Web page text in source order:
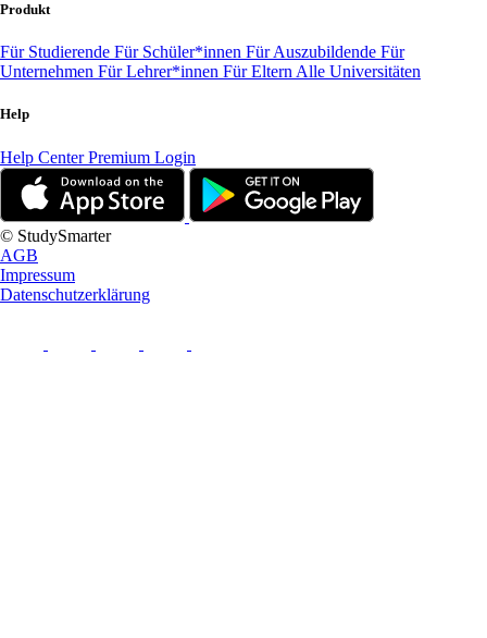
Produkt
Für Studierende Für Schüler*innen Für Auszubildende Für
Unternehmen Für Lehrer*innen Für Eltern Alle Universitäten
Help
Help CenterPremium Login
© StudySmarter
AGB
Impressum
Datenschutzerklärung